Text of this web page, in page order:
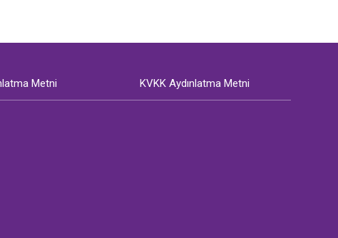
Metni KVKK Aydınlatma Metni